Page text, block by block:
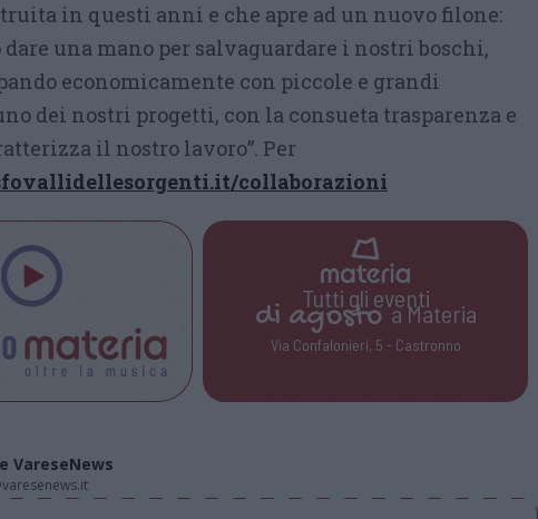
in questi anni e che apre ad un nuovo filone:
una mano per salvaguardare i nostri boschi,
economicamente con piccole e grandi
dei nostri progetti, con la consueta trasparenza e
il nostro lavoro”. Per
collaborazioni
Tutti gli eventi
di agostoa Materia
Via Confalonieri, 5 - Castronno
VareseNews